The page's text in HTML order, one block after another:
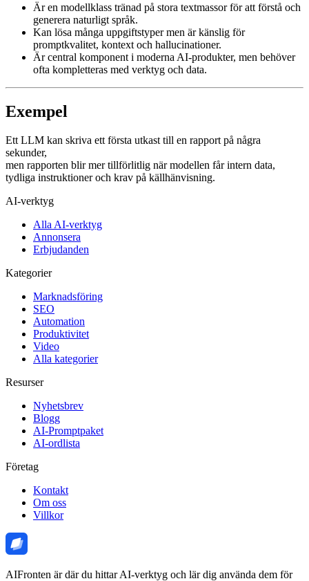
Är en modellklass tränad på stora textmassor för att förstå och
generera naturligt språk.
Kan lösa många uppgiftstyper men är känslig för
promptkvalitet, kontext och hallucinationer.
Är central komponent i moderna AI-produkter, men behöver
ofta kompletteras med verktyg och data.
Exempel
Ett LLM kan skriva ett första utkast till en rapport på några
sekunder,
men rapporten blir mer tillförlitlig när modellen får intern data,
tydliga instruktioner och krav på källhänvisning.
AI-verktyg
Alla AI-verktyg
Annonsera
Erbjudanden
Kategorier
Marknadsföring
SEO
Automation
Produktivitet
Video
Alla kategorier
Resurser
Nyhetsbrev
Blogg
AI-Promptpaket
AI-ordlista
Företag
Kontakt
Om oss
Villkor
AIFronten är där du hittar AI-verktyg och lär dig använda dem för